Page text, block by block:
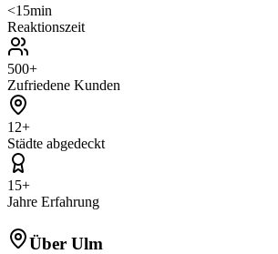
<15min
Reaktionszeit
500+
Zufriedene Kunden
12+
Städte abgedeckt
15+
Jahre Erfahrung
Über Ulm